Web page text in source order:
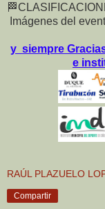
Imágenes del
y siempre
e
RAÚL PLAZUELO
Compartir